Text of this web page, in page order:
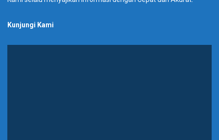
Kunjungi Kami